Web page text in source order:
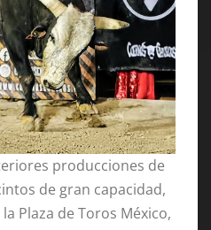
producciones de
de gran capacidad,
Plaza de Toros México,